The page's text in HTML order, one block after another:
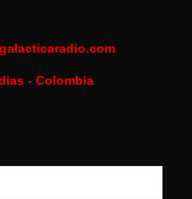
- Colombia